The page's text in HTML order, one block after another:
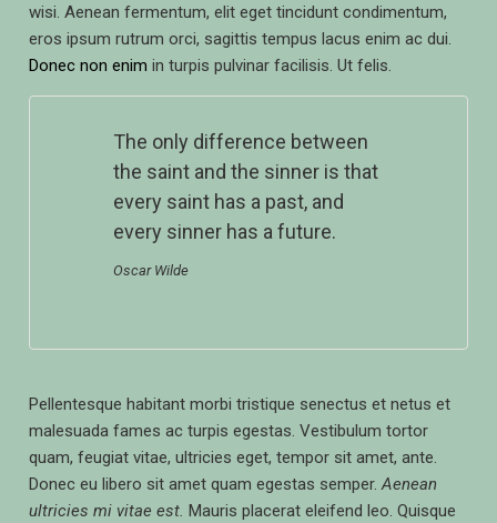
wisi. Aenean fermentum, elit eget tincidunt condimentum,
eros ipsum rutrum orci, sagittis tempus lacus enim ac dui.
Donec non enim in turpis pulvinar facilisis. Ut felis.
The only difference between
the saint and the sinner is that
every saint has a past, and
every sinner has a future.
Oscar Wilde
Pellentesque habitant morbi tristique senectus et netus et
malesuada fames ac turpis egestas. Vestibulum tortor
quam, feugiat vitae, ultricies eget, tempor sit amet, ante.
Donec eu libero sit amet quam egestas semper.Aenean
ultricies mi vitae est. Mauris placerat eleifend leo. Quisque